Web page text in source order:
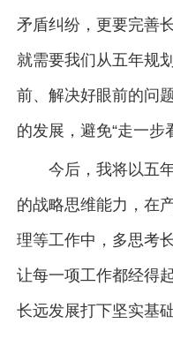
矛盾纠纷，更要完善
就需要我们从五年规
前、解决好眼前的问
的发展，避免“走一步
今后，我将以五
的战略思维能力，在
理等工作中，多思考
让每一项工作都经得
长远发展打下坚实基